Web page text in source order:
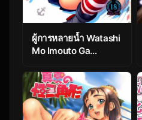
ผู้การหลายน้ำ Watashi
Mo Imouto Ga